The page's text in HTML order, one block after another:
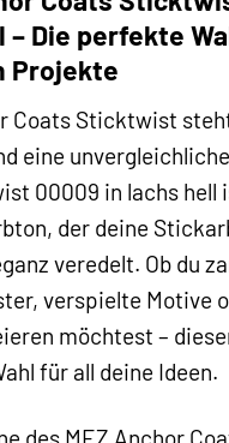
– Die perfekte
Projekte
Coats Sticktwist
eine
00009 in lachs hell
der deine
veredelt. Ob du
verspielte Motive
möchtest –
für all deine Ideen.